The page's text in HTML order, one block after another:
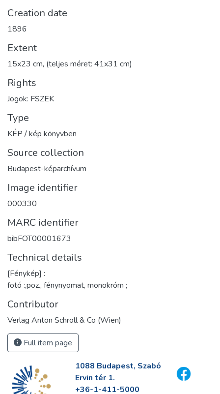
Creation date
1896
Extent
15x23 cm, (teljes méret: 41x31 cm)
Rights
Jogok: FSZEK
Type
KÉP / kép könyvben
Source collection
Budapest-képarchívum
Image identifier
000330
MARC identifier
bibFOT00001673
Technical details
[Fénykép] :
fotó :,poz., fénynyomat, monokróm ;
Contributor
Verlag Anton Schroll & Co (Wien)
Full item page
1088 Budapest, Szabó
Ervin tér 1.
+36-1-411-5000